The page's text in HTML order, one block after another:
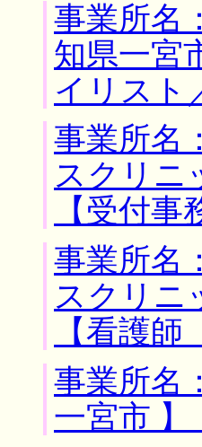
事業所名
知県一宮
イリスト
事業所
スクリニ
【受付事
事業所
スクリニ
【看護師
事業所名
一宮市